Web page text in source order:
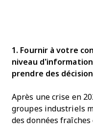
1. Fournir à votre
niveau
prendre des
Après une crise en
groupes industriels
des données